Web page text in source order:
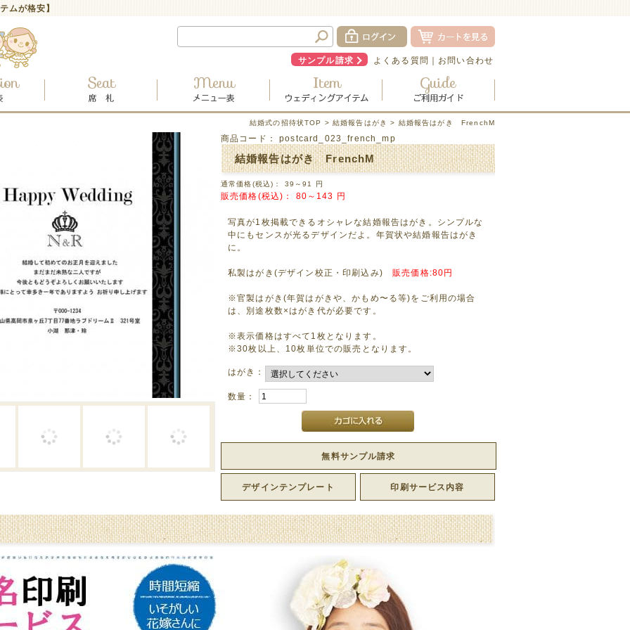
が格安】
サンプル請求 よくある質問 ｜ お問い合わせ
結婚式の招待状TOP > 結婚報告はがき > 結婚報告はがき FrenchM
商品コード： postcard_023_french_mp
結婚報告はがき FrenchM
通常価格(税込)： 39～91 円
販売価格(税込)： 80～143 円
写真が1枚掲載できるオシャレな結婚報告はがき。シンプルな
中にもセンスが光るデザインだよ。年賀状や結婚報告はがき
に。
私製はがき(デザイン校正・印刷込み)販売価格:80円
※官製はがき(年賀はがきや、かもめ〜る等)をご利用の場合
は、別途枚数×はがき代が必要です。
※表示価格はすべて1枚となります。
※30枚以上、10枚単位での販売となります。
はがき：
数量：
無料サンプル請求
印刷サービス内容
デザインテンプレート